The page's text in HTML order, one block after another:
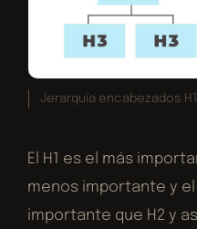
Jerarquía encabezados
El H1 es el más
menos importante y
importante que H2 y